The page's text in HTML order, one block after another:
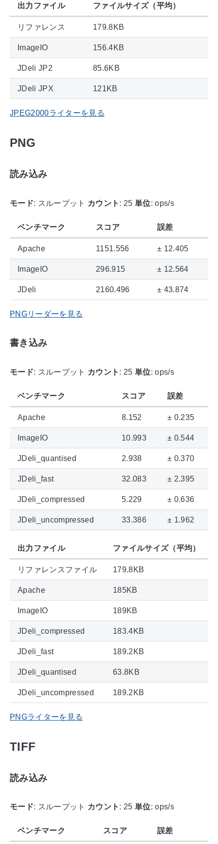
出力ファイル ファイルサイズ（平均）
リファレンス 179.8KB
ImageIO 156.4KB
JDeli JP2 85.6KB
JDeli JPX 121KB
JPEG2000ライターを見る
PNG
読み込み
モード: スループット カウント : 25 単位: ops/s
ベンチマーク スコア 誤差
Apache 1151.556 ± 12.405
ImageIO 296.915 ± 12.564
JDeli 2160.496 ± 43.874
PNGリーダーを見る
書き込み
モード: スループット カウント : 25 単位: ops/s
ベンチマーク スコア 誤差
Apache 8.152 ± 0.235
ImageIO 10.993 ± 0.544
JDeli_quantised 2.938 ± 0.370
JDeli_fast 32.083 ± 2.395
JDeli_compressed 5.229 ± 0.636
JDeli_uncompressed 33.386 ± 1.962
出力ファイル ファイルサイズ（平均）
リファレンスファイル 179.8KB
Apache 185KB
ImageIO 189KB
JDeli_compressed 183.4KB
JDeli_fast 189.2KB
JDeli_quantised 63.8KB
JDeli_uncompressed 189.2KB
PNGライターを見る
TIFF
読み込み
モード: スループット カウント : 25 単位: ops/s
ベンチマーク スコア 誤差